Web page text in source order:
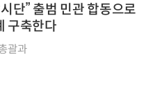
단” 출범 민관 합동으로
구축한다
괄과